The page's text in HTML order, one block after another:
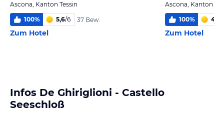
Ascona, Kanton Tessin
100% 5,6/6 37 Bew.
Zum Hotel
Ascona, Kanton
100% 4,1
Zum Hotel
Infos De Ghiriglioni - Castello
Seeschloß